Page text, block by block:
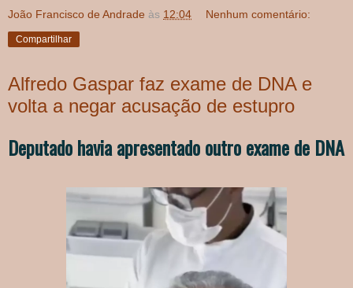
João Francisco de Andrade às 12:04 Nenhum comentário:
Compartilhar
Alfredo Gaspar faz exame de DNA e
volta a negar acusação de estupro
Deputado havia apresentado outro exame de DNA